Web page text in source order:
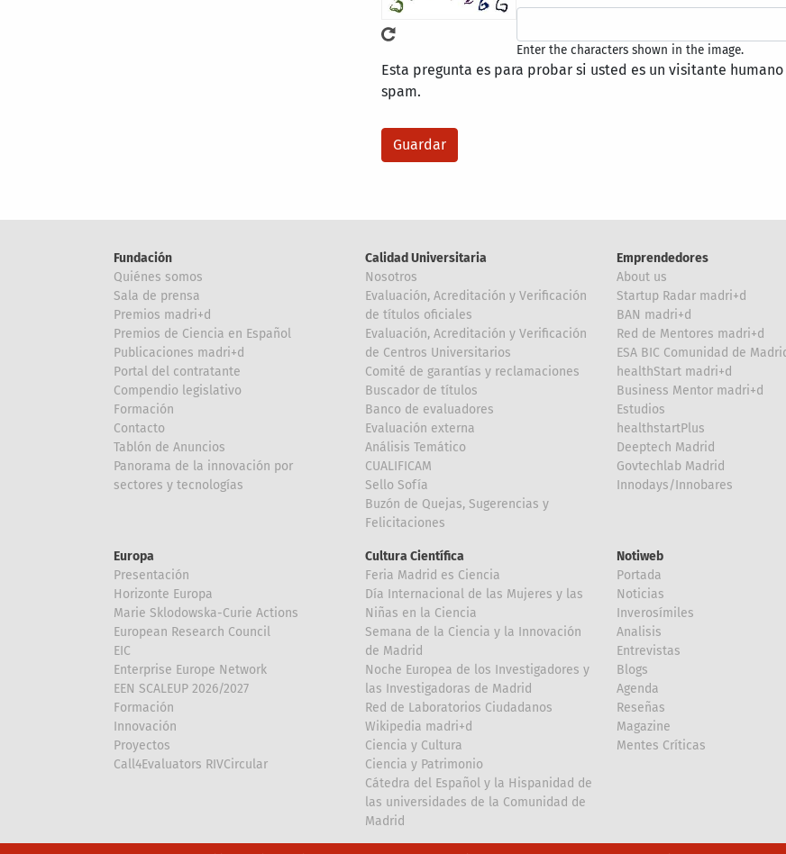
Enter the characters shown in the image.
Esta pregunta es para probar si usted es un visitante
spam.
Fundación
Quiénes somos
Sala de prensa
Premios madri+d
Premios de Ciencia en Español
Publicaciones madri+d
Portal del contratante
Compendio legislativo
Formación
Contacto
Tablón de Anuncios
Panorama de la innovación por
sectores y tecnologías
Calidad Universitaria
Nosotros
Evaluación, Acreditación y Verificación
de títulos oficiales
Evaluación, Acreditación y Verificación
de Centros Universitarios
Comité de garantías y reclamaciones
Buscador de títulos
Banco de evaluadores
Evaluación externa
Análisis Temático
CUALIFICAM
Sello Sofía
Buzón de Quejas, Sugerencias y
Felicitaciones
Emprendedores
About us
Startup Radar madri+d
BAN madri+d
Red de Mentores madri+d
ESA BIC Comunidad de
healthStart madri+d
Business Mentor madri+d
Estudios
healthstartPlus
Deeptech Madrid
Govtechlab Madrid
Innodays/Innobares
Europa
Presentación
Horizonte Europa
Marie Sklodowska-Curie Actions
European Research Council
EIC
Enterprise Europe Network
EEN SCALEUP 2026/2027
Formación
Innovación
Proyectos
Call4Evaluators RIVCircular
Cultura Científica
Feria Madrid es Ciencia
Día Internacional de las Mujeres y las
Niñas en la Ciencia
Semana de la Ciencia y la Innovación
de Madrid
Noche Europea de los Investigadores y
las Investigadoras de Madrid
Red de Laboratorios Ciudadanos
Wikipedia madri+d
Ciencia y Cultura
Ciencia y Patrimonio
Cátedra del Español y la Hispanidad de
las universidades de la Comunidad de
Madrid
Notiweb
Portada
Noticias
Inverosímiles
Analisis
Entrevistas
Blogs
Agenda
Reseñas
Magazine
Mentes Críticas